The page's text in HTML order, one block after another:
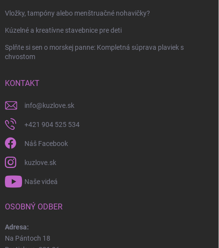
Vložky, tampóny alebo menštruačné nohavičky?
Kúzelné a kreatívne stavebnice pre deti
Splňte si sen o morskej panne: Kompletná súprava plaviek s
chvostom
KONTAKT
info@kuzlove.sk
+421 904 525 534
Náš Facebook
kuzlove.sk
Naše videá
OSOBNÝ ODBER
Adresa:
Na Pántoch 18